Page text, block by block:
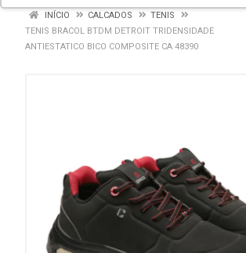
INÍCIO CALCADOS
TENIS
TENIS BRACOL BTDM DETROIT TRIDENSIDADE
ANTIESTATICO BICO COMPOSITE CA 48390